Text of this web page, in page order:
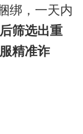
绑，一天内
筛选出重
精准诈